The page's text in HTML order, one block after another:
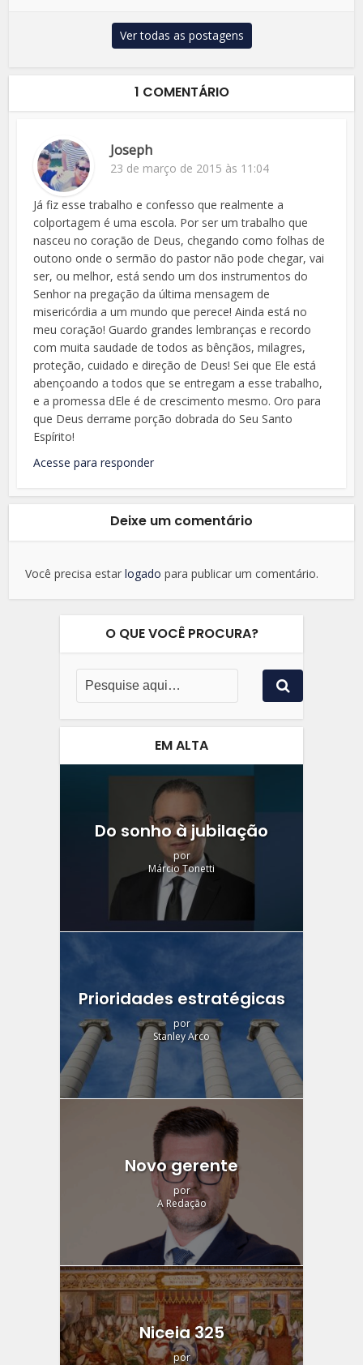
Ver todas as postagens
1 COMENTÁRIO
Joseph
23 de março de 2015 às 11:04
Já fiz esse trabalho e confesso que realmente a
colportagem é uma escola. Por ser um trabalho que
nasceu no coração de Deus, chegando como folhas de
outono onde o sermão do pastor não pode chegar, vai
ser, ou melhor, está sendo um dos instrumentos do
Senhor na pregação da última mensagem de
misericórdia a um mundo que perece! Ainda está no
meu coração! Guardo grandes lembranças e recordo
com muita saudade de todos as bênçãos, milagres,
proteção, cuidado e direção de Deus! Sei que Ele está
abençoando a todos que se entregam a esse trabalho,
e a promessa dEle é de crescimento mesmo. Oro para
que Deus derrame porção dobrada do Seu Santo
Espírito!
Acesse para responder
Deixe um comentário
Você precisa estarlogado para publicar um comentário.
O QUE VOCÊ PROCURA?
EM ALTA
Do sonho à jubilação
por
Márcio Tonetti
Prioridades estratégicas
por
Stanley Arco
Novo gerente
por
A Redação
Niceia 325
por